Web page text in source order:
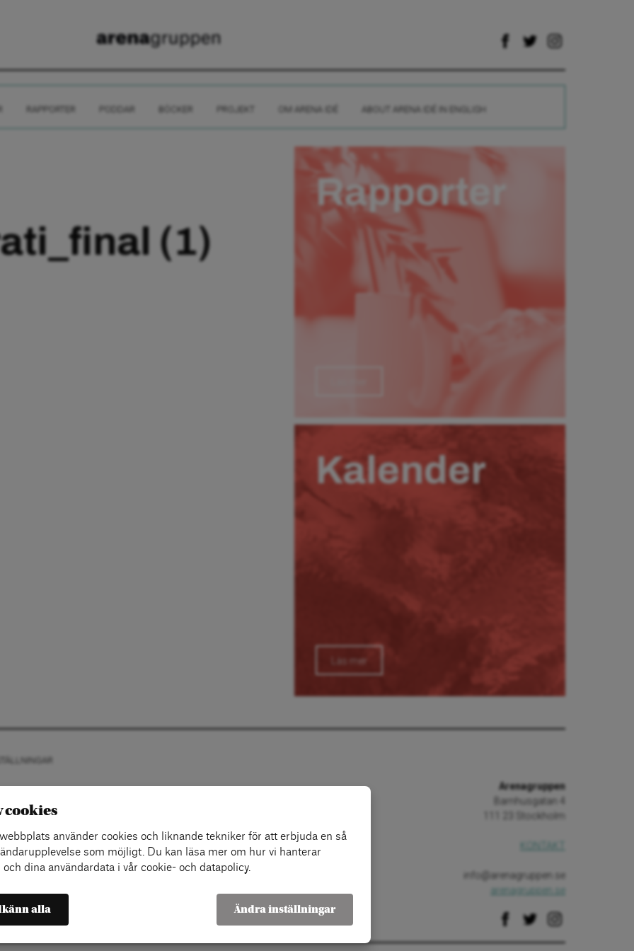
RAPPORTER BÖCKER PROJEKT OM ARENA IDÉ ABOUT ARENA IDÉ IN ENGLISH
(1)
Rapporter
Kalender
Läs mer
Arenagruppen
Barnhusgatan 4
111 23 Stockholm
info@arenagruppen.se
arenagruppen.se
cookies
använder cookies och liknande tekniker för att erbjuda en så
som möjligt. Du kan läsa mer om hur vi hanterar
och dina användardata i vår cookie- och datapolicy.
alla Ändra inställningar